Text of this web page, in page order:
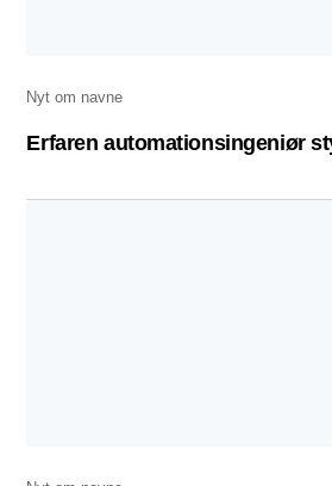
Nyt om navne
Erfaren automationsingeniør